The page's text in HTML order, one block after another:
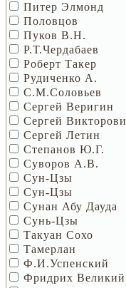
Питер Элмонд
Половцов
Пуков В.Н.
Р.Т.Чердабаев
Роберт Такер
Рудиченко А.
С.М.Соловьев
Сергей Веригин
Сергей
Сергей Летин
Степанов Ю.Г.
Суворов А.В.
Сун-Цзы
Сун-Цзы
Сунан Абу Дауда
Сунь-Цзы
Такуан Сохо
Тамерлан
Ф.И.Успенский
Фридрих Великий